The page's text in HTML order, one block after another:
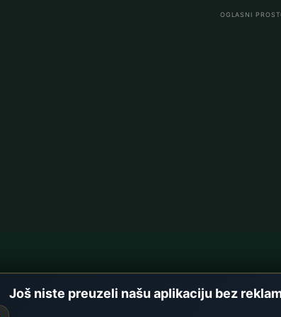
OGLASNI
Još niste preuzeli našu aplikaciju bez